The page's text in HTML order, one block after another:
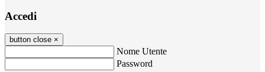
Accedi
button close ×
Nome Utente
Password